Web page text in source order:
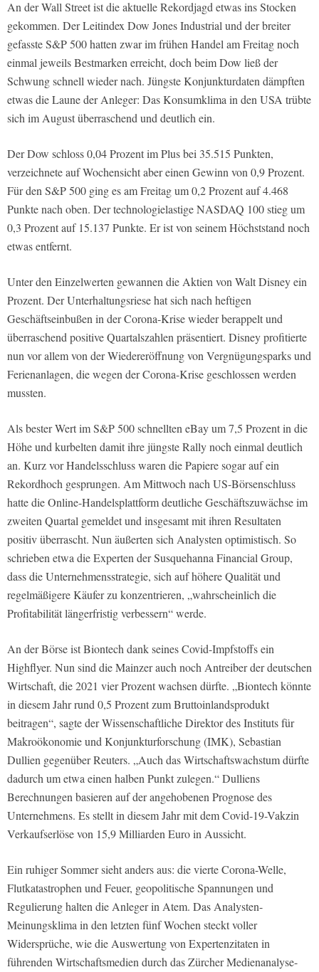
​An der Wall Street ist die aktuelle Rekordjagd etwas ins Stocken
gekommen. Der Leitindex Dow Jones Industrial und der breiter
gefasste S&P 500 hatten zwar im frühen Handel am Freitag noch
einmal jeweils Bestmarken erreicht, doch beim Dow ließ der
Schwung schnell wieder nach. Jüngste Konjunkturdaten dämpften
etwas die Laune der Anleger: Das Konsumklima in den USA trübte
sich im August überraschend und deutlich ein.
Der Dow schloss 0,04 Prozent im Plus bei 35.515 Punkten,
verzeichnete auf Wochensicht aber einen Gewinn von 0,9 Prozent.
Für den S&P 500 ging es am Freitag um 0,2 Prozent auf 4.468
Punkte nach oben. Der technologielastige NASDAQ 100 stieg um
0,3 Prozent auf 15.137 Punkte. Er ist von seinem Höchststand noch
etwas entfernt.
Unter den Einzelwerten gewannen die Aktien von Walt Disney ein
Prozent. Der Unterhaltungsriese hat sich nach heftigen
Geschäftseinbußen in der Corona-Krise wieder berappelt und
überraschend positive Quartalszahlen präsentiert. Disney profitierte
nun vor allem von der Wiedereröffnung von Vergnügungsparks und
Ferienanlagen, die wegen der Corona-Krise geschlossen werden
mussten.
Als bester Wert im S&P 500 schnellten eBay um 7,5 Prozent in die
Höhe und kurbelten damit ihre jüngste Rally noch einmal deutlich
an. Kurz vor Handelsschluss waren die Papiere sogar auf ein
Rekordhoch gesprungen. Am Mittwoch nach US-Börsenschluss
hatte die Online-Handelsplattform deutliche Geschäftszuwächse im
zweiten Quartal gemeldet und insgesamt mit ihren Resultaten
positiv überrascht. Nun äußerten sich Analysten optimistisch. So
schrieben etwa die Experten der Susquehanna Financial Group,
dass die Unternehmensstrategie, sich auf höhere Qualität und
regelmäßigere Käufer zu konzentrieren, „wahrscheinlich die
Profitabilität längerfristig verbessern“ werde.
An der Börse ist Biontech dank seines Covid-Impfstoffs ein
Highflyer. Nun sind die Mainzer auch noch Antreiber der deutschen
Wirtschaft, die 2021 vier Prozent wachsen dürfte. „Biontech könnte
in diesem Jahr rund 0,5 Prozent zum Bruttoinlandsprodukt
beitragen“, sagte der Wissenschaftliche Direktor des Instituts für
Makroökonomie und Konjunkturforschung (IMK), Sebastian
Dullien gegenüber Reuters. „Auch das Wirtschaftswachstum dürfte
dadurch um etwa einen halben Punkt zulegen.“ Dulliens
Berechnungen basieren auf der angehobenen Prognose des
Unternehmens. Es stellt in diesem Jahr mit dem Covid-19-Vakzin
Verkaufserlöse von 15,9 Milliarden Euro in Aussicht.
Ein ruhiger Sommer sieht anders aus: die vierte Corona-Welle,
Flutkatastrophen und Feuer, geopolitische Spannungen und
Regulierung halten die Anleger in Atem. Das Analysten-
Meinungsklima in den letzten fünf Wochen steckt voller
Widersprüche, wie die Auswertung von Expertenzitaten in
führenden Wirtschaftsmedien durch das Zürcher Medienanalyse-